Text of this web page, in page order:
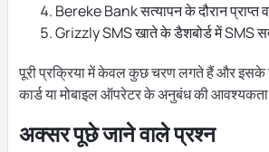
Bereke Bank सत्यापन के दौरान प्राप्त
Grizzly SMS खाते के डैशबोर्ड में SMS
पूरी प्रक्रिया में केवल कुछ चरण लगते हैं और इसके
कार्ड या मोबाइल ऑपरेटर के अनुबंध की आवश्यकता
अक्सर पूछे जाने वाले प्रश्न